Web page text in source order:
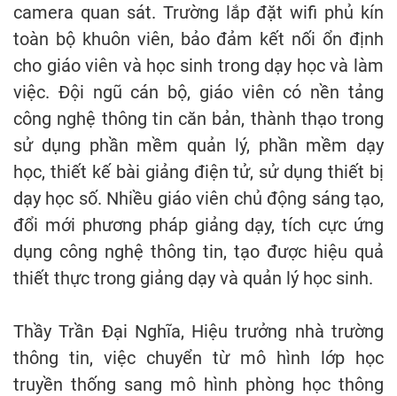
camera quan sát. Trường lắp đặt wifi phủ kín
toàn bộ khuôn viên, bảo đảm kết nối ổn định
cho giáo viên và học sinh trong dạy học và làm
việc. Đội ngũ cán bộ, giáo viên có nền tảng
công nghệ thông tin căn bản, thành thạo trong
sử dụng phần mềm quản lý, phần mềm dạy
học, thiết kế bài giảng điện tử, sử dụng thiết bị
dạy học số. Nhiều giáo viên chủ động sáng tạo,
đổi mới phương pháp giảng dạy, tích cực ứng
dụng công nghệ thông tin, tạo được hiệu quả
thiết thực trong giảng dạy và quản lý học sinh.
Thầy Trần Đại Nghĩa, Hiệu trưởng nhà trường
thông tin, việc chuyển từ mô hình lớp học
truyền thống sang mô hình phòng học thông